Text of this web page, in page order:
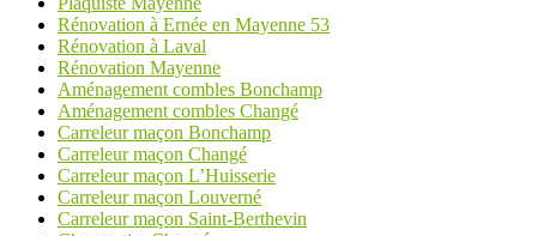
Rénovation à Ernée en Mayenne 53
Rénovation à Laval
Rénovation Mayenne
Aménagement combles Bonchamp
Aménagement combles Changé
Carreleur maçon Bonchamp
Carreleur maçon Changé
Carreleur maçon L’Huisserie
Carreleur maçon Louverné
Carreleur maçon Saint-Berthevin